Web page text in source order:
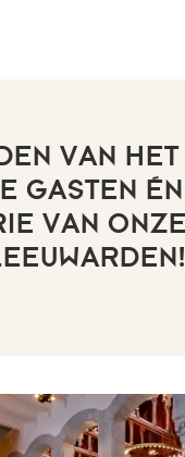
VAN
GASTEN
VAN